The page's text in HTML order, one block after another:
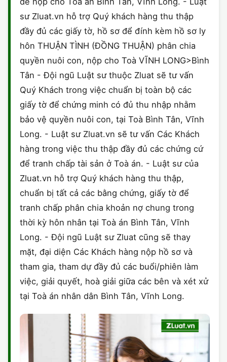
sư Zluat.vn hỗ trợ Quý khách hàng thu thập
đầy đủ các giấy tờ, hồ sơ để đính kèm hồ sơ ly
hôn THUẬN TÌNH (ĐỒNG THUẬN) phân chia
quyền nuôi con, nộp cho Toà VĨNH LONG>Bình
Tân - Đội ngũ Luật sư thuộc Zluat sẽ tư vấn
Quý Khách trong việc chuẩn bị toàn bộ các
giấy tờ để chứng minh có đủ thu nhập nhằm
bảo vệ quyền nuôi con, tại Toà Bình Tân, Vĩnh
Long. - Luật sư Zluat.vn sẽ tư vấn Các Khách
hàng trong việc thu thập đầy đủ các chứng cứ
để tranh chấp tài sản ở Toà án. - Luật sư của
Zluat.vn hỗ trợ Quý khách hàng thu thập,
chuẩn bị tất cả các bằng chứng, giấy tờ để
tranh chấp phân chia khoản nợ chung trong
thời kỳ hôn nhân tại Toà án Bình Tân, Vĩnh
Long. - Đội ngũ Luật sư Zluat cũng sẽ thay
mặt, đại diện Các Khách hàng nộp hồ sơ và
tham gia, tham dự đầy đủ các buổi/phiên làm
việc, giải quyết, hoà giải giữa các bên và xét xử
tại Toà án nhân dân Bình Tân, Vĩnh Long.